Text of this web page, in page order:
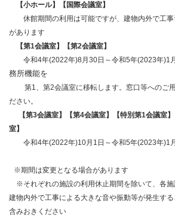
【小ホール】【国際会議室】
休館期間の利用は可能ですが、建物内外で工事
があります
【第1会議室】【第2会議室】
令和4年(2022年)8月30日～令和5年(2023年)1月
務所機能を
第1、第2会議室に移転します。窓口等へのご
ださい。
【第3会議室】【第4会議室】【特別第1会議室
室】
令和4年(2022年)10月1日～令和5年(2023年)1
※期間は変更となる場合があります
※それぞれの施設の利用休止期間を除いて、各施
建物内外で工事による大きな音や振動等が発生す
含みおきください